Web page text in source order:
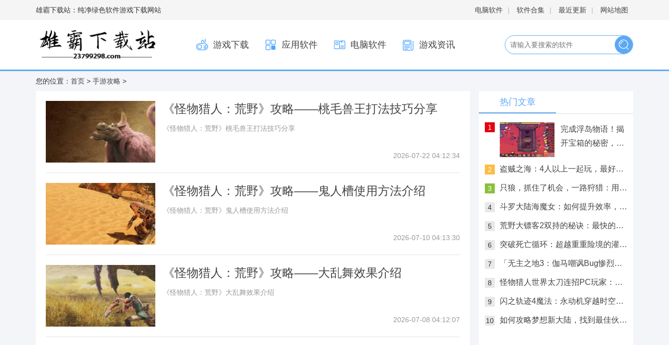
雄霸下载站：纯净绿色软件游戏下载网站 电脑软件 | 软件合集 | 最近更新 | 网站地图
游戏下载 应用软件 电脑软件 游戏资讯
您的位置： 首页 > 手游攻略 >
《怪物猎人：荒野》攻略——桃毛兽王打法技巧分享
《怪物猎人：荒野》桃毛兽王打法技巧分享
2026-07-22 04:12:34
《怪物猎人：荒野》攻略——鬼人槽使用方法介绍
《怪物猎人：荒野》鬼人槽使用方法介绍
2026-07-10 04:13:30
《怪物猎人：荒野》攻略——大乱舞效果介绍
《怪物猎人：荒野》大乱舞效果介绍
2026-07-08 04:12:07
热门文章
1
完成浮岛物语！揭
开宝箱的秘密，解
2
盗贼之海：4人以上一起玩，最好玩
的多人体验来啦！
3
只狼，抓住了机会，一路狩猎：用鲜
柿子去找回未来！
4
斗罗大陆海魔女：如何提升效率，冲
击极限？
5
荒野大镖客2双持的秘诀：最快的方
法来实现双持的技巧！
6
突破死亡循环：超越重重险境的灌注
装备
7
「无主之地3：伽马嘲讽Bug惨烈上
演！」
8
怪物猎人世界太刀连招PC玩家：怪
猎世界最强连招攻略！
9
闪之轨迹4魔法：永动机穿越时空带
你开启新的冒险！
10
如何攻略梦想新大陆，找到最佳伙